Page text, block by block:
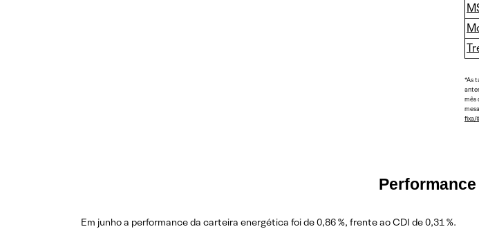
*As
mês
fixa/
Em junho a performance da carteira energética foi de 0,86 %, frente ao CDI de 0,31 %.